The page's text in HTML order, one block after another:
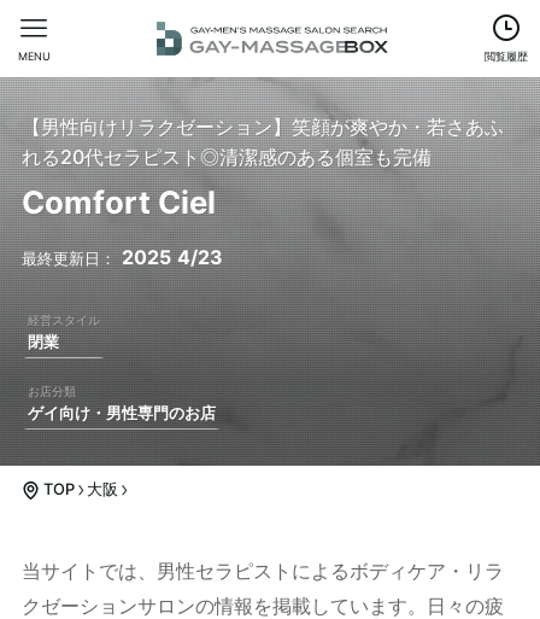
閲覧履歴
MENU
【男性向けリラクゼーション】笑顔が爽やか・若さあふ
れる20代セラピスト◎清潔感のある個室も完備
Comfort Ciel
2025 4/23
閉業
ゲイ向け・男性専門のお店
TOP 大阪
当サイトでは、男性セラピストによるボディケア・リラ
クゼーションサロンの情報を掲載しています。日々の疲